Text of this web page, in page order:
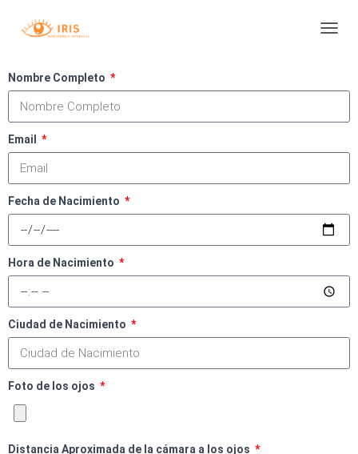
T
I
Por favor llena este formulario
para recibir tu reporte de iris:
Nombre Completo
Email
Fecha de Nacimiento
Hora de Nacimiento
Ciudad de Nacimiento
Foto de los ojos
Distancia Aproximada de la cámara a los ojos